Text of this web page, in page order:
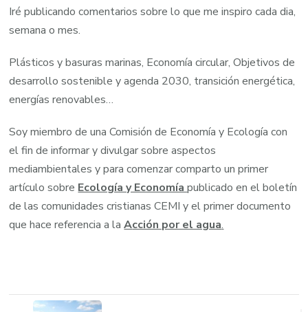
Iré publicando comentarios sobre lo que me inspiro cada dia,
semana o mes.
Plásticos y basuras marinas, Economía circular, Objetivos de
desarrollo sostenible y agenda 2030, transición energética,
energías renovables…
Soy miembro de una Comisión de Economía y Ecología con
el fin de informar y divulgar sobre aspectos
mediambientales y para comenzar comparto un primer
artículo sobre Ecología y Economíapublicado en el boletín
de las comunidades cristianas CEMI y el primer documento
que hace referencia a laAcción por el agua.